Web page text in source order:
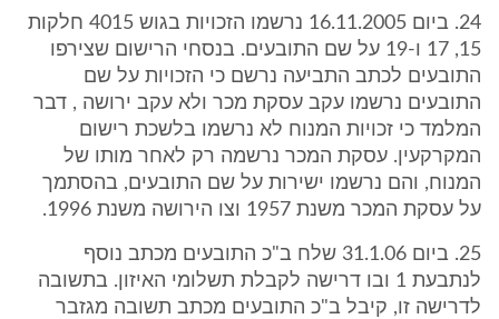
24. ביום 16.11.2005 נרשמו הזכויות בגוש 4015 חלקות
15, 17 ו-19 על שם התובעים. בנסחי הרישום שצירפו
התובעים לכתב התביעה נרשם כי הזכויות על שם
התובעים נרשמו עקב עסקת מכר ולא עקב ירושה , דבר
המלמד כי זכויות המנוח לא נרשמו בלשכת רישום
המקרקעין. עסקת המכר נרשמה רק לאחר מותו של
המנוח, והם נרשמו ישירות על שם התובעים, בהסתמך
על עסקת המכר משנת 1957 וצו הירושה משנת 1996.
25. ביום 31.1.06 שלח ב"כ התובעים מכתב נוסף
לנתבעת 1 ובו דרישה לקבלת תשלומי האיזון. בתשובה
לדרישה זו, קיבל ב"כ התובעים מכתב תשובה מגזבר